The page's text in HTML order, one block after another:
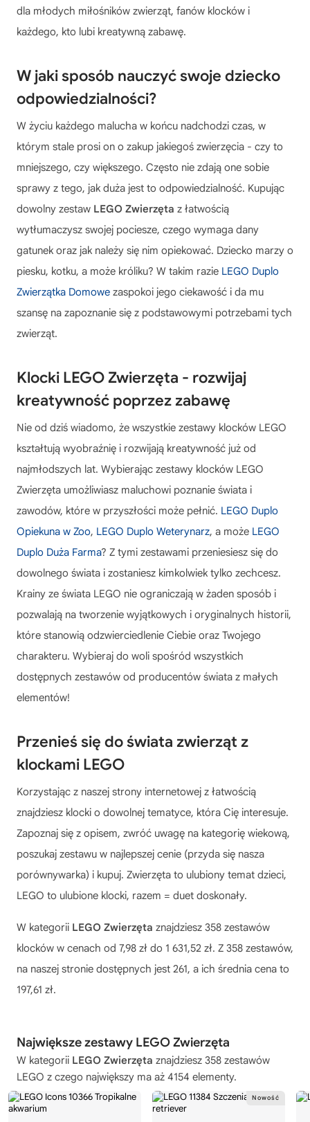
dla młodych miłośników zwierząt, fanów klocków i
każdego, kto lubi kreatywną zabawę.
W jaki sposób nauczyć swoje dziecko
odpowiedzialności?
W życiu każdego malucha w końcu nadchodzi czas, w
którym stale prosi on o zakup jakiegoś zwierzęcia - czy to
mniejszego, czy większego. Często nie zdają one sobie
sprawy z tego, jak duża jest to odpowiedzialność. Kupując
dowolny zestaw LEGO Zwierzęta z łatwością
wytłumaczysz swojej pociesze, czego wymaga dany
gatunek oraz jak należy się nim opiekować. Dziecko marzy o
piesku, kotku, a może króliku? W takim razie LEGO Duplo
Zwierzątka Domowe zaspokoi jego ciekawość i da mu
szansę na zapoznanie się z podstawowymi potrzebami tych
zwierząt.
Klocki LEGO Zwierzęta - rozwijaj
kreatywność poprzez zabawę
Nie od dziś wiadomo, że wszystkie zestawy klocków LEGO
kształtują wyobraźnię i rozwijają kreatywność już od
najmłodszych lat. Wybierając zestawy klocków LEGO
Zwierzęta umożliwiasz maluchowi poznanie świata i
zawodów, które w przyszłości może pełnić. LEGO Duplo
Opiekuna w Zoo, LEGO Duplo Weterynarz, a może LEGO
Duplo Duża Farma? Z tymi zestawami przeniesiesz się do
dowolnego świata i zostaniesz kimkolwiek tylko zechcesz.
Krainy ze świata LEGO nie ograniczają w żaden sposób i
pozwalają na tworzenie wyjątkowych i oryginalnych historii,
które stanowią odzwierciedlenie Ciebie oraz Twojego
charakteru. Wybieraj do woli spośród wszystkich
dostępnych zestawów od producentów świata z małych
elementów!
Przenieś się do świata zwierząt z
klockami LEGO
Korzystając z naszej strony internetowej z łatwością
znajdziesz klocki o dowolnej tematyce, która Cię interesuje.
Zapoznaj się z opisem, zwróć uwagę na kategorię wiekową,
poszukaj zestawu w najlepszej cenie (przyda się nasza
porównywarka) i kupuj. Zwierzęta to ulubiony temat dzieci,
LEGO to ulubione klocki, razem = duet doskonały.
W kategorii LEGO Zwierzęta znajdziesz 358 zestawów
klocków w cenach od 7,98 zł do 1 631,52 zł. Z 358 zestawów,
na naszej stronie dostępnych jest 261, a ich średnia cena to
197,61 zł.
Największe zestawy LEGO Zwierzęta
W kategorii LEGO Zwierzęta znajdziesz 358 zestawów
LEGO z czego największy ma aż 4154 elementy.